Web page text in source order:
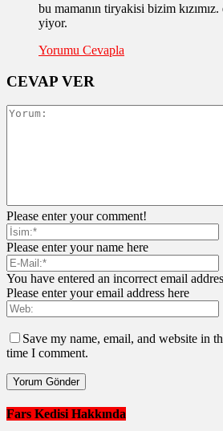
bu mamanın tiryakisi bizim
yiyor.
Yorumu Cevapla
CEVAP VER
Please enter your comment!
Please enter your name here
You have entered an incorrect email
Please enter your email address here
Save my name, email, and website in
time I comment.
Fars Kedisi Hakkında